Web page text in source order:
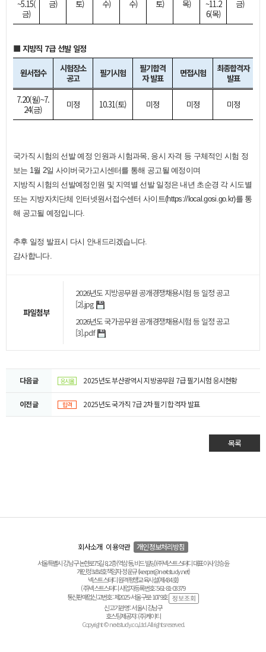
~5.15(
금)
금)
토)
수)
수)
토)
목)
~11.2
6(목)
금)
■ 지방직 7급 선발 일정
원서접수
시험장소
공고
필기시험
필기합격
자 발표
면접시험
최종합격자
발표
7.20(월)~7.
24(금)
미정 10.31(토) 미정 미정 미정
국가직 시험의 선발 예정 인원과 시험과목, 응시 자격 등 구체적인 시험 정
보는 1월 2일 사이버국가고시센터를 통해 공고될 예정이며
지방직 시험의 선발예정인원 및 지역별 선발 일정은 내년 초순경 각 시도별
또는 지방자치단체 인터넷원서접수센터 사이트(https://local.gosi.go.kr)를 통
해 공고될 예정입니다.​
추후 일정 발표시 다시 안내드리겠습니다.
감사합니다.
파일첨부
2026년도 지방공무원 공개경쟁채용시험 등 일정 공고
[2].jpg
2026년도 국가공무원 공개경쟁채용시험 등 일정 공고
[3].pdf
다음글 응시율 2025년도 부산광역시 지방공무원 7급 필기시험 응시현황
이전글 합격 2025년도 국가직 7급 2차 필기 합격자 발표
목록
회사소개 이용약관 개인정보처리방침
서울특별시 강남구 논현로75길 8, 2층(역삼동, 비드 빌딩) ㈜넥스트스터디 대표이사 양승윤
개인정보보호책임자 정운규 (keeper@nextstudy.net)
넥스트스터디 원격평생교육시설(제434호)
(주)넥스트스터디 사업자등록번호 : 561-81-03379
통신판매업신고번호 : 제2025-서울구로-1079호
신고기관명 : 서울시 강남구
호스팅제공자 : (주)케이티
Copyright © nextstudy.co.,Ltd. All rights reserved.